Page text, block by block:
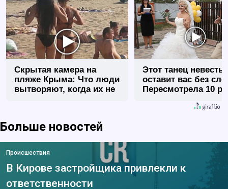
Скрытая камера на
пляже Крыма: Что люди
вытворяют, когда их не
Этот танец невесты
оставит вас без
Пересмотрела 10
Больше новостей
Происшествия
В Кирове застройщика привлекли к
ответственности